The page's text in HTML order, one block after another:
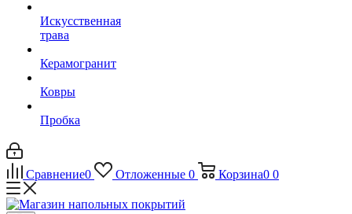
Искусственная
трава
Керамогранит
Ковры
Пробка
Сравнение0 Отложенные 0 Корзина0 0